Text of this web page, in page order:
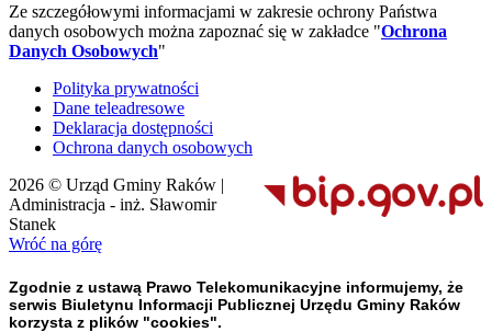
Ze szczegółowymi informacjami w zakresie ochrony Państwa
danych osobowych można zapoznać się w zakładce "Ochrona
Danych Osobowych"
Polityka prywatności
Dane teleadresowe
Deklaracja dostępności
Ochrona danych osobowych
2026 © Urząd Gminy Raków |
Administracja - inż. Sławomir
Stanek
Wróć na górę
Zgodnie z ustawą Prawo Telekomunikacyjne informujemy, że
serwis Biuletynu Informacji Publicznej Urzędu Gminy Raków
korzysta z plików "cookies".